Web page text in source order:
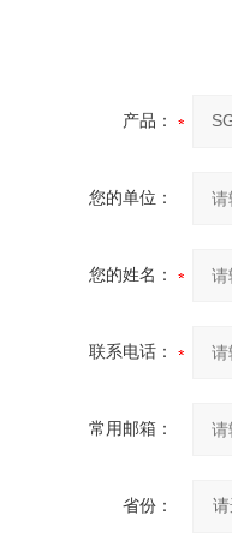
产品：
您的单位：
您的姓名：
联系电话：
常用邮箱：
省份：